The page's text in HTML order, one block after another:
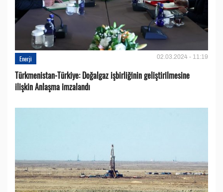
Enerji 02.03.2024 - 11:19
Türkmenistan-Türkiye: Doğalgaz işbirliğinin geliştirilmesine
ilişkin Anlaşma imzalandı